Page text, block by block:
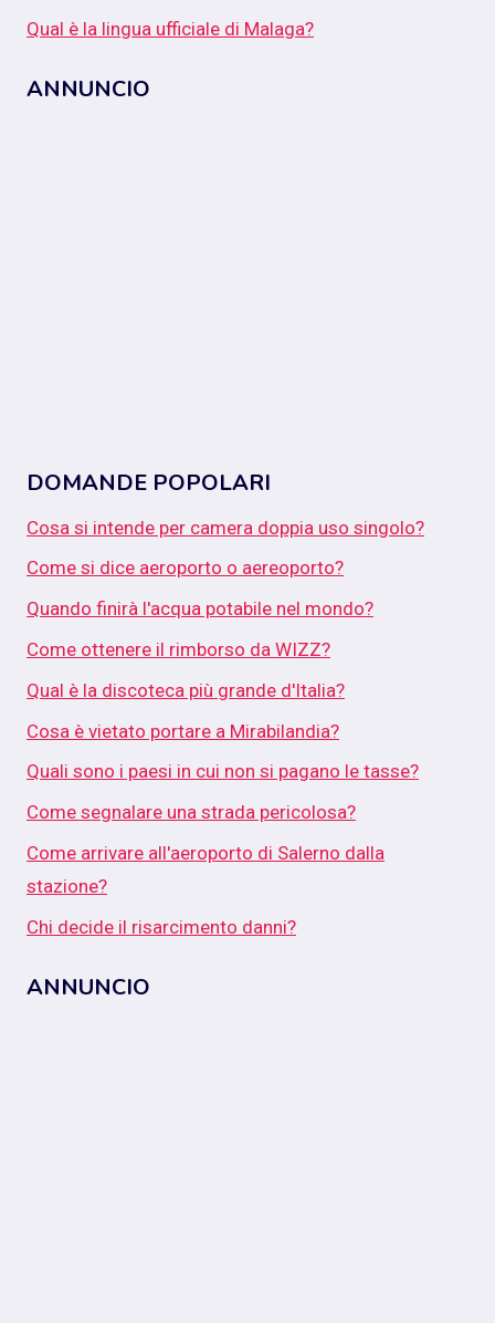
Qual è la lingua ufficiale di Malaga?
ANNUNCIO
DOMANDE POPOLARI
Cosa si intende per camera doppia uso singolo?
Come si dice aeroporto o aereoporto?
Quando finirà l'acqua potabile nel mondo?
Come ottenere il rimborso da WIZZ?
Qual è la discoteca più grande d'Italia?
Cosa è vietato portare a Mirabilandia?
Quali sono i paesi in cui non si pagano le tasse?
Come segnalare una strada pericolosa?
Come arrivare all'aeroporto di Salerno dalla
stazione?
Chi decide il risarcimento danni?
ANNUNCIO